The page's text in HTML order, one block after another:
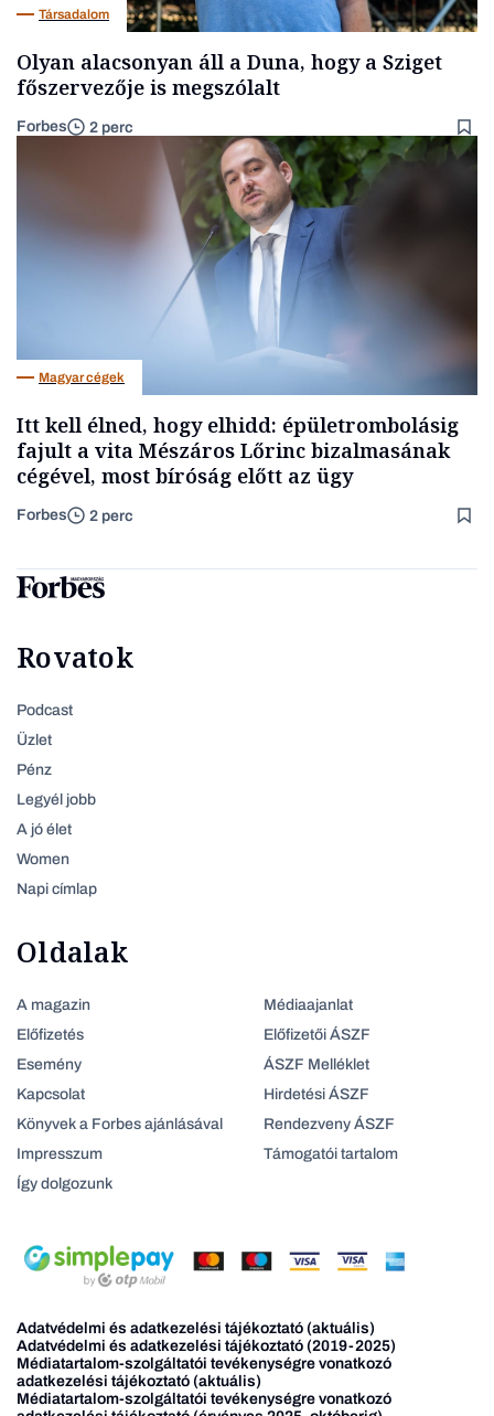
Társadalom
Olyan alacsonyan áll a Duna, hogy a Sziget
főszervezője is megszólalt
Forbes 2 perc
Magyar cégek
Itt kell élned, hogy elhidd: épületrombolásig
fajult a vita Mészáros Lőrinc bizalmasának
cégével, most bíróság előtt az ügy
Forbes 2 perc
Rovatok
Podcast
Üzlet
Pénz
Legyél jobb
A jó élet
Women
Napi címlap
Oldalak
A magazin
Előfizetés
Esemény
Kapcsolat
Könyvek a Forbes ajánlásával
Impresszum
Így dolgozunk
Médiaajanlat
Előfizetői ÁSZF
ÁSZF Melléklet
Hirdetési ÁSZF
Rendezveny ÁSZF
Támogatói tartalom
Adatvédelmi és adatkezelési tájékoztató (aktuális)
Adatvédelmi és adatkezelési tájékoztató (2019-2025)
Médiatartalom-szolgáltatói tevékenységre vonatkozó
adatkezelési tájékoztató (aktuális)
Médiatartalom-szolgáltatói tevékenységre vonatkozó